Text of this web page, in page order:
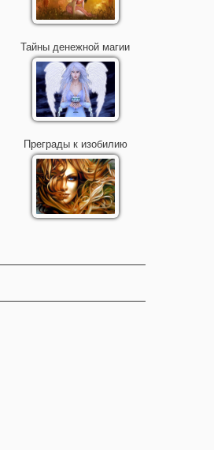
Тайны денежной магии
Преграды к изобилию